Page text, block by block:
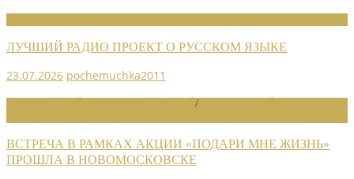
ЛУЧШИЙ РАДИО ПРОЕКТ О РУССКОМ ЯЗЫКЕ
23.07.2026 pochemuchka2011
/
ВСТРЕЧА В РАМКАХ АКЦИИ «ПОДАРИ МНЕ ЖИЗНЬ»
ПРОШЛА В НОВОМОСКОВСКЕ